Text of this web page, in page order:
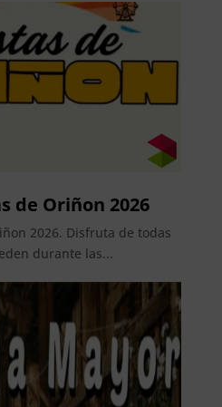
de Oriñon 2026
2026. Disfruta de todas
durante las...